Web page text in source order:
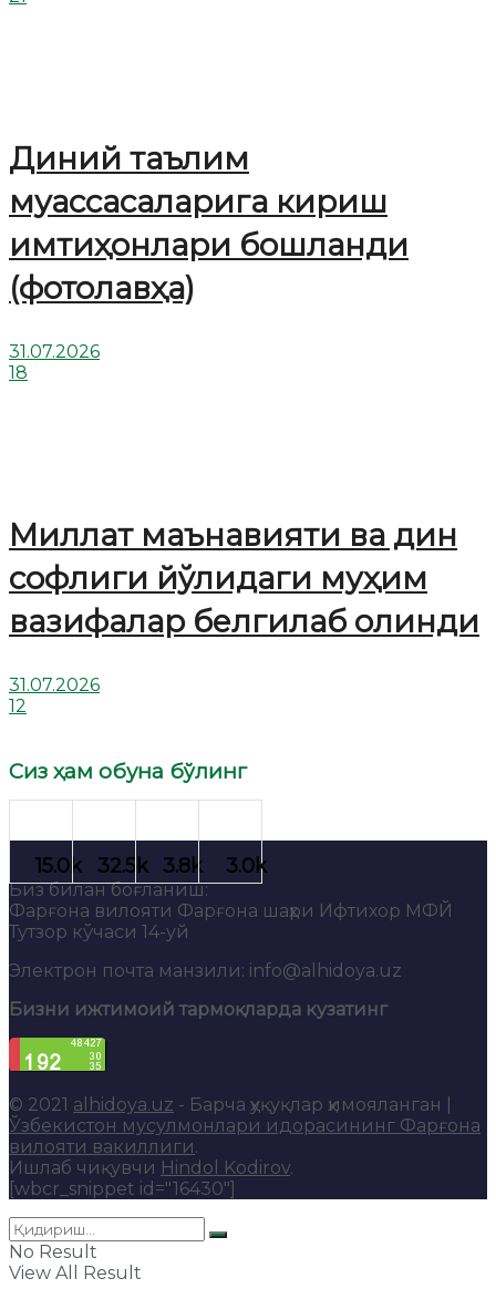
Диний таълим
муассасаларига кириш
имтиҳонлари бошланди
(фотолавҳа)
31.07.2026
18
Миллат маънавияти ва дин
софлиги йўлидаги муҳим
вазифалар белгилаб олинди
31.07.2026
12
Сиз ҳам обуна бўлинг
Биз билан боғланиш:
Фарғона вилояти Фарғона шаҳри Ифтихор МФЙ
Тутзор кўчаси 14-уй
Электрон почта манзили: info@alhidoya.uz
Бизни ижтимоий тармоқларда кузатинг
© 2021 alhidoya.uz - Барча ҳуқуқлар ҳимояланган |
Ўзбекистон мусулмонлари идорасининг Фарғона
вилояти вакиллиги.
Ишлаб чиқувчи Hindol Kodirov.
[wbcr_snippet id="16430"]
No Result
View All Result